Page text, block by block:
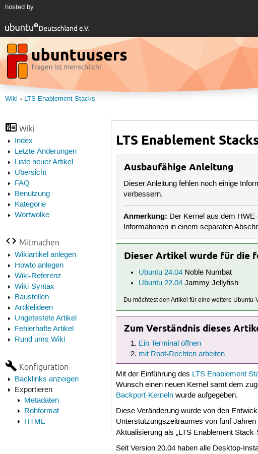
hosted by
Wiki LTS Enablement Stacks
Wiki
Index
Letzte Änderungen
Liste neuer Artikel
Übersicht
FAQ
Benutzung
Kategorie
Wortwolke
Mitmachen
Wikiartikel anlegen
Howto anlegen
Wiki-Referenz
Wiki-Syntax
Baustellen
Artikelideen
Ungetestete Artikel
Fehlerhafte Artikel
Rund ums Wiki
Konfiguration
Backlinks anzeigen
Exportieren
Metadaten
Rohformat
HTML
LTS Enablement
Ausbaufähige Anleitung
Dieser Anleitung fehlen noch einige
verbessern.
Anmerkung: Der Kernel aus dem
Informationen in einem separaten
Dieser Artikel wurde für die
Ubuntu 24.04Noble Numbat
Ubuntu 22.04Jammy Jellyfish
Du möchtest den Artikel für eine weitere
Zum Verständnis dieses
Ein Terminal öffnen
mit Root-Rechten arbeiten
Mit der Einführung des LTS Enablement
Wunsch einen neuen Kernel samt dem
Backport-Kerneln wurde aufgegeben.
Diese Veränderung wurde von den
Unterstützungszeitraumes von fünf
Aktualisierung als „LTS Enablement
Seit Version 20.04 haben alle Desktop-